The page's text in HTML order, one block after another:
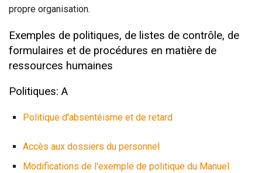
propre organisation.
Exemples de politiques, de listes de contrôle, de
formulaires et de procédures en matière de
ressources humaines
Politiques: A
Politique d'absentéisme et de retard
Accès aux dossiers du personnel
Modifications de l'exemple de politique du Manuel